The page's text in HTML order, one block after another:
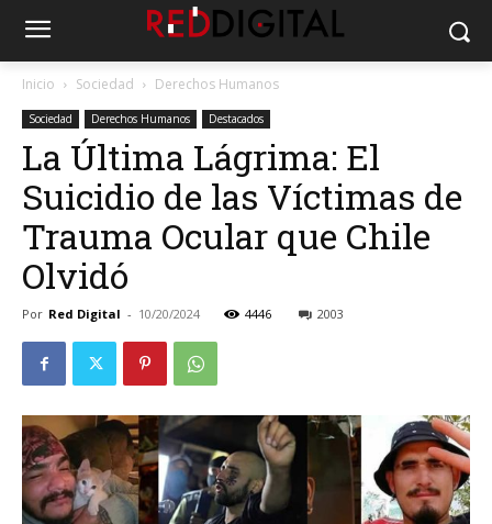
Inicio Sociedad Derechos Humanos
Sociedad Derechos Humanos Destacados
La Última Lágrima: El
Suicidio de las Víctimas de
Trauma Ocular que Chile
Olvidó
Por Red Digital - 10/20/2024 4446 2003